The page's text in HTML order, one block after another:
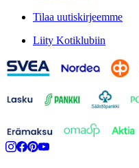
Tilaa uutiskirjeemme
Liity Kotiklubiin